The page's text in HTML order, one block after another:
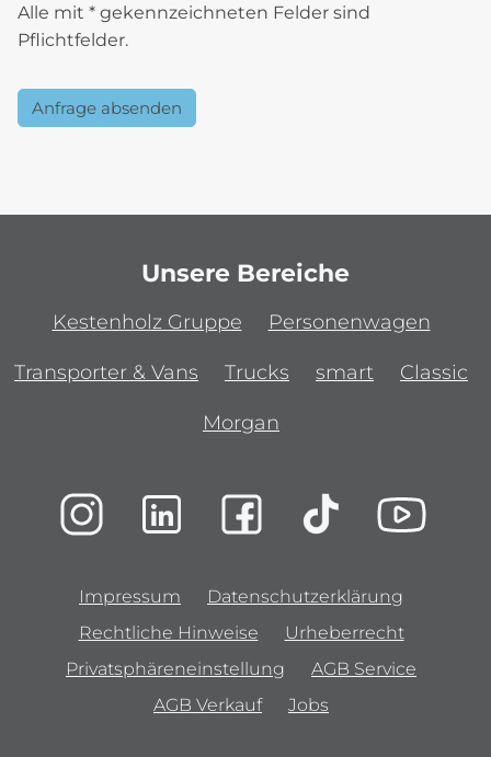
Alle mit * gekennzeichneten Felder sind
Pflichtfelder.
Anfrage absenden
Unsere Bereiche
Kestenholz Gruppe Personenwagen
Transporter & Vans Trucks smart Classic
Morgan
Impressum
Datenschutzerklärung
Rechtliche Hinweise
Urheberrecht
Privatsphäreneinstellung
AGB Service
AGB Verkauf
Jobs